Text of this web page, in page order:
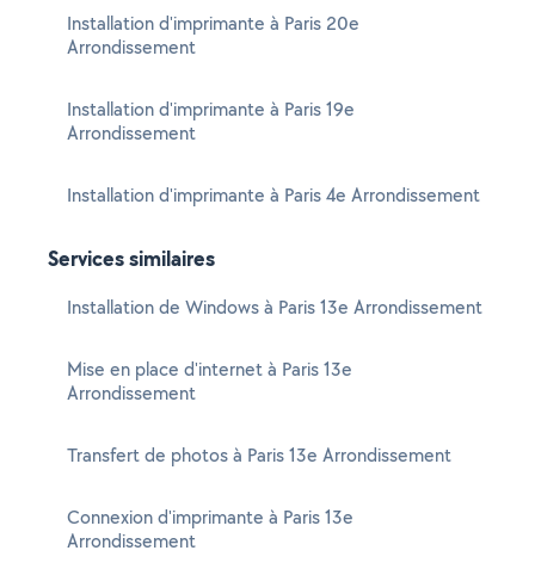
Installation d'imprimante à Paris 20e
Arrondissement
Installation d'imprimante à Paris 19e
Arrondissement
Installation d'imprimante à Paris 4e Arrondissement
Services similaires
Installation de Windows à Paris 13e Arrondissement
Mise en place d'internet à Paris 13e
Arrondissement
Transfert de photos à Paris 13e Arrondissement
Connexion d'imprimante à Paris 13e
Arrondissement